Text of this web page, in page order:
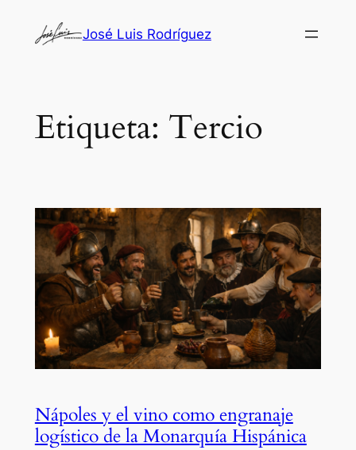
José Luis Rodríguez
Etiqueta: Tercio
Nápoles y el vino como engranaje
logístico de la Monarquía Hispánica